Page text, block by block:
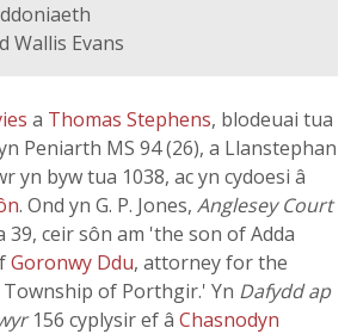
Wallis Evans
a Thomas Stephens, blodeuai tua
Peniarth MS 94 (26), a Llanstephan
yn byw tua 1038, ac yn cydoesi â
. Ond yn G. P. Jones, Anglesey Court
39, ceir sôn am 'the son of Adda
Goronwy Ddu, attorney for the
of Porthgir.' Yn Dafydd ap
156 cyplysir ef â Chasnodyn